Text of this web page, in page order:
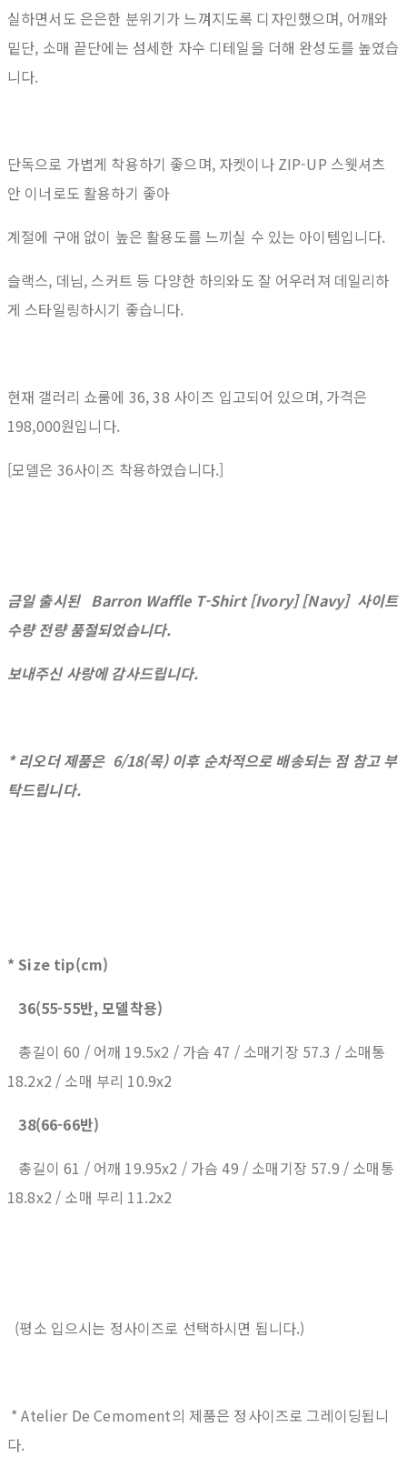
실하면서도 은은한 분위기가 느껴지도록 디자인했으며, 어깨와
밑단, 소매 끝단에는 섬세한 자수 디테일을 더해 완성도를 높였습
니다.
단독으로 가볍게 착용하기 좋으며, 자켓이나 ZIP-UP 스웻셔츠
안 이너로도 활용하기 좋아
계절에 구애 없이 높은 활용도를 느끼실 수 있는 아이템입니다.
슬랙스, 데님, 스커트 등 다양한 하의와도 잘 어우러져 데일리하
게 스타일링하시기 좋습니다.
현재 갤러리 쇼룸에 36, 38 사이즈 입고되어 있으며, 가격은
198,000원입니다.
[모델은 36사이즈 착용하였습니다.]
금일 출시된 Barron Waffle T-Shirt [Ivory] [Navy] 사이트
수량 전량 품절되었습니다.
보내주신 사랑에 감사드립니다.
* 리오더 제품은 6/18(목) 이후 순차적으로 배송되는 점 참고 부
탁드립니다.
* Size tip(cm)
36(55-55반, 모델착용)
총길이 60 / 어깨 19.5x2 / 가슴 47 / 소매기장 57.3 / 소매통
18.2x2 / 소매 부리 10.9x2
38(66-66반)
총길이 61 / 어깨 19.95x2 / 가슴 49 / 소매기장 57.9 / 소매통
18.8x2 / 소매 부리 11.2x2
(평소 입으시는 정사이즈로 선택하시면 됩니다.)
* Atelier De Cemoment의 제품은 정사이즈로 그레이딩됩니
다.